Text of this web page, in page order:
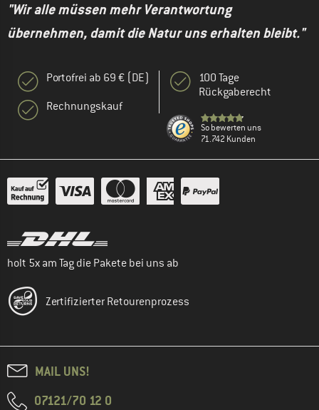
"Wir alle müssen mehr Verantwortung
übernehmen, damit die Natur uns erhalten bleibt."
Portofrei ab 69 € (DE)
Rechnungskauf
100 Tage
Rückgaberecht
So bewerten uns
71.742 Kunden
holt 5x am Tag die Pakete bei uns ab
Zertifizierter Retourenprozess
MAIL UNS!
07121/70 12 0